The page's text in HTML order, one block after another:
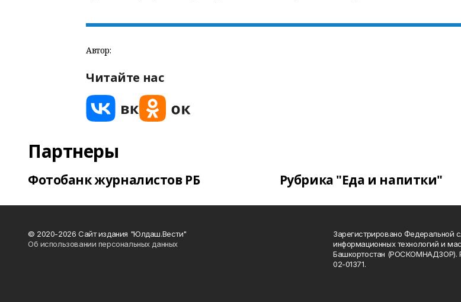
Автор:
Читайте нас
Партнеры
Фотобанк журналистов РБ Рубрика "Еда и напитки"
© 2020-2026 Сайт издания "Юлдаш.Вести"
Об использовании персональных данных
Зарегистрировано Федеральной
информационных технологий и
Башкортостан (РОСКОМНАДЗОР).
02-01371.